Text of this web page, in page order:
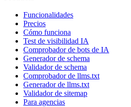
Funcionalidades
Precios
Cómo funciona
Test de visibilidad IA
Comprobador de bots de IA
Generador de schema
Validador de schema
Comprobador de llms.txt
Generador de llms.txt
Validador de sitemap
Para agencias